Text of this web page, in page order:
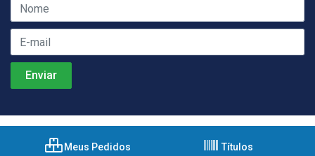
Meus Pedidos Títulos